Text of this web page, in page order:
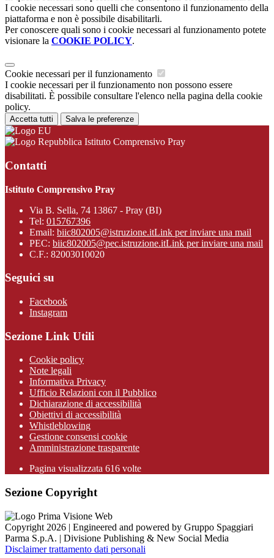
I cookie necessari sono quelli che consentono il funzionamento della
piattaforma e non è possibile disabilitarli.
Per conoscere quali sono i cookie necessari al funzionamento potete
visionare la COOKIE POLICY.
Cookie necessari per il funzionamento
I cookie necessari per il funzionamento non possono essere
disabilitati. È possibile consultare l'elenco nella pagina della cookie
policy.
Accetta tutti Salva le preferenze
Istituto Comprensivo Pray
Contatti
Istituto Comprensivo Pray
Via B. Sella, 74 13867 - Pray (BI)
Tel: 015767396
Email: biic802005@istruzione.itLink per inviare una mail
PEC: biic802005@pec.istruzione.itLink per inviare una mail
C.F.: 82003010020
Seguici su
Facebook
Instagram
Sezione Link Utili
Cookie policy
Note legali
Informativa Privacy
Ufficio Relazioni con il Pubblico
Dichiarazione di accessibilità
Obiettivi di accessibilità
Whistleblowing
Gestione consensi cookie
Amministrazione trasparente
Pagina visualizzata 616 volte
Sezione Copyright
Copyright 2026 | Engineered and powered by Gruppo Spaggiari
Parma S.p.A. | Divisione Publishing & New Social Media
Disclaimer trattamento dati personali